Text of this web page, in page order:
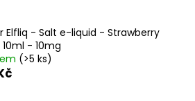
Elfliq - Salt e-liquid - Strawberry
- 10mg
(>5 ks)